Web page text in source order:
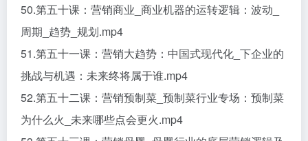
50.第五十课：营销商业_商业机器的运转逻辑：波动_
周期_趋势_规划.mp4
51.第五十一课：营销大趋势：中国式现代化_下企业的
挑战与机遇：未来终将属于谁.mp4
52.第五十二课：营销预制菜_预制菜行业专场：预制菜
为什么火_未来哪些点会更火.mp4